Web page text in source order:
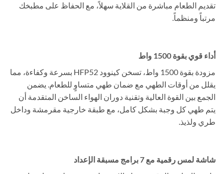
تقديم الطعام مباشرة من القلاية سهلاً، مع الحفاظ على مطبخك
مرتباً ومنظماً.
أداء قوي بقوة 1500 واط
مزودة بقوة 1500 واط، تسخن كينوود HFP52 بسرعة وكفاءة، مما
يقلل من أوقات الطهي مع ضمان طهي متساوٍ للطعام. يضمن
الجمع بين القوة العالية وتقنية دوران الهواء الساخن المتقدمة أن
يتم طهي كل وجبة بشكل كامل، مع طبقة خارجية مقرمشة وداخل
طري ولذيذ.
شاشة لمس رقمية مع 7 برامج مسبقة الإعداد